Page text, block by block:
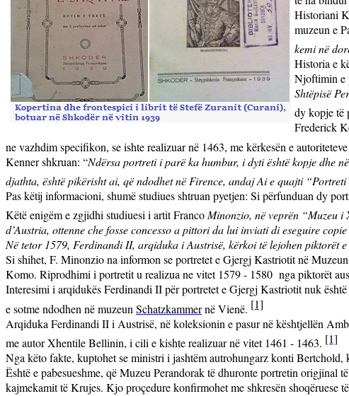
Historiani
muzeun e
kemi në
Historia e
Njoftimin e
Shtëpisë
dy kopje të
Frederick
ne vazhdim specifikon, se ishte realizuar në 1463, me kërkesën e
Kenner shkruan: “Ndërsa portreti i parë ka humbur, i dyti është kopje dhe
djathta, është pikërisht ai, që ndodhet në Firence, andaj Ai e quajti
Pas këtij informacioni, shumë studiues shtruan pyetjen: Si përfunduan dy
Këtë enigëm e zgjidhi studiuesi i artit FrancoMinonzio, në veprën “Muzeu i
d’Austria, ottenne che fosse concesso a pittori da lui inviati di eseguire
Në tetor 1579, Ferdinandi II, arqiduka i Austrisë, kërkoi të lejohen piktorët
Si shihet, F. Minonzio na informon se portretet e Gjergj Kastriotit në
Komo. Riprodhimi i portretit u realizua ne vitet 1579 - 1580 nga piktorët
Interesimi i arqidukës Ferdinandi II për portretet e Gjergj Kastriotit nuk
e sotme ndodhen në muzeun Schatzkammernë Vienë. [1]
Arqiduka Ferdinandi II i Austrisë, në koleksionin e pasur në kështjellën
me autor Xhentile Bellinin, i cili e kishte realizuar në vitet 1461 - 1463. [1]
Nga këto fakte, kuptohet se ministri i jashtëm autrohungarz konti
Është e pabesueshme, që Muzeu Perandorak të dhuronte portretin
kajmekamit të Krujes. Kjo proçedure konfirmohet me shkresën shoqëruese